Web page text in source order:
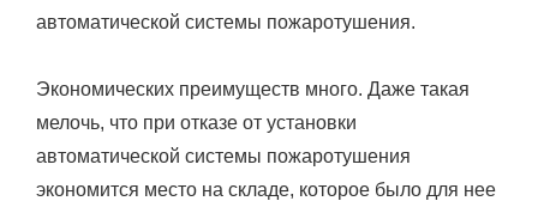
автоматической системы пожаротушения.
Экономических преимуществ много. Даже такая
мелочь, что при отказе от установки
автоматической системы пожаротушения
экономится место на складе, которое было для нее